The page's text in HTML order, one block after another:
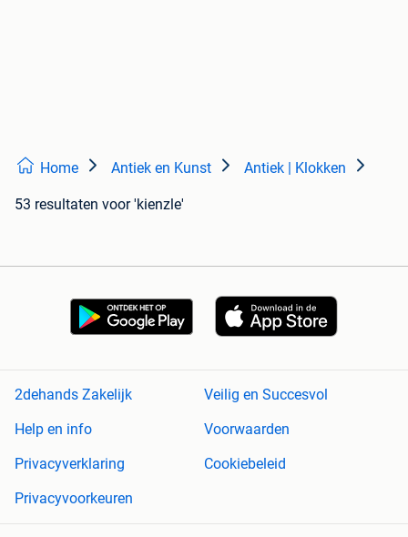
Home Antiek en Kunst Antiek | Klokken
53 resultaten voor 'kienzle'
2dehands Zakelijk
Veilig en Succesvol
Help en info
Voorwaarden
Privacyverklaring
Cookiebeleid
Privacyvoorkeuren